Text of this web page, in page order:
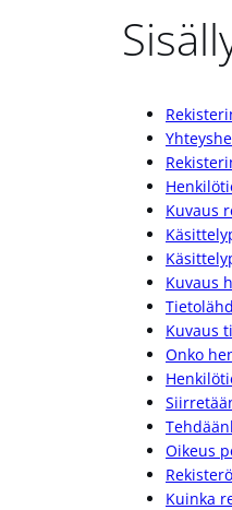
Kuvaus
Kuvaus
Kuvaus
Onko
Oikeus
Kuinka